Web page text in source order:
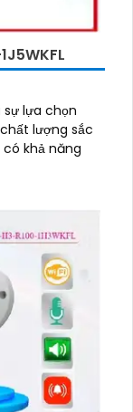
sự lựa chọn
lượng sắc